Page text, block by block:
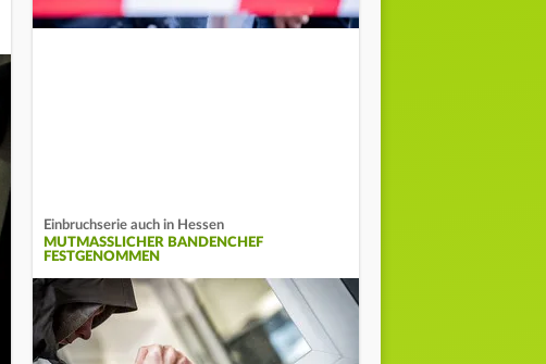
Einbruchserie auch in Hessen
MUTMASSLICHER BANDENCHEF F
ESTGENOMMEN